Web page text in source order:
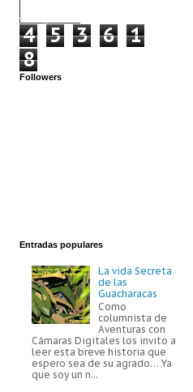
4 5 3 6
1
8
Followers
Entradas populares
La vida Secreta
de las
Guacharacas
Como
columnista de
Aventuras con
Cámaras Digitales los invito a
leer esta breve historia que
espero sea de su agrado… Ya
que soy un n...